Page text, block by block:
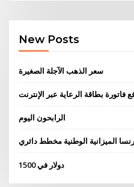
New Posts
سعر الذهب الآجلة الصغيرة
فاتورة بطاقة الرعاية عبر الإنترنت
الرابحون اليوم
الميزانية الوطنية مخطط دائري
1500 دولار في